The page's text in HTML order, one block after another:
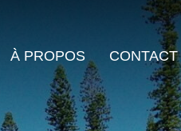
À PROPOS CONTACT